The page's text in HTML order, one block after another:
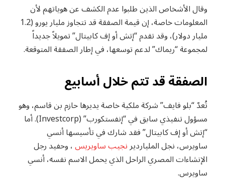
وقال الأشخاص الذين طلبوا عدم الكشف عن هوياتهم لأن
المعلومات خاصة، إن قيمة الصفقة قد تتجاوز مليار يورو (1.2
مليار دولار)، وقد تقدم “إتش أو إف كابيتال” تمويلاً جديداً
لمجموعة “ريماك” لدعم توسعها، في إطار الصفقة المتوقعة.
الصفقة قد تتم خلال أسابيع
تُعدّ “بلو فايف” شركة ملكية خاصة يديرها حازم بن قاسم، وهو
مسؤول تنفيذي سابق في “إنفستكورب” (Investcorp). أما
“إتش أو إف كابيتال” فقد شارك في تأسيسها أنسي
ساويرس، نجل المليارديرنجيب ساويريس، وحفيد رجل
الإنشاءات المصري الراحل الذي يحمل الاسم نفسه، أنسي
ساويرس.